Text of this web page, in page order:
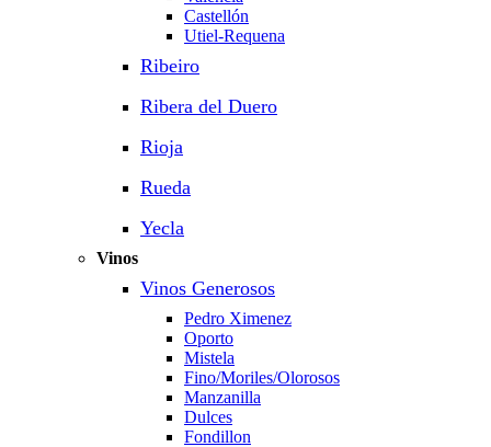
Castellón
Utiel-Requena
Ribeiro
Ribera del Duero
Rioja
Rueda
Yecla
Vinos
Vinos Generosos
Pedro Ximenez
Oporto
Mistela
Fino/Moriles/Olorosos
Manzanilla
Dulces
Fondillon